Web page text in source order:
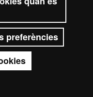
preferències
Tens dubtes?
de